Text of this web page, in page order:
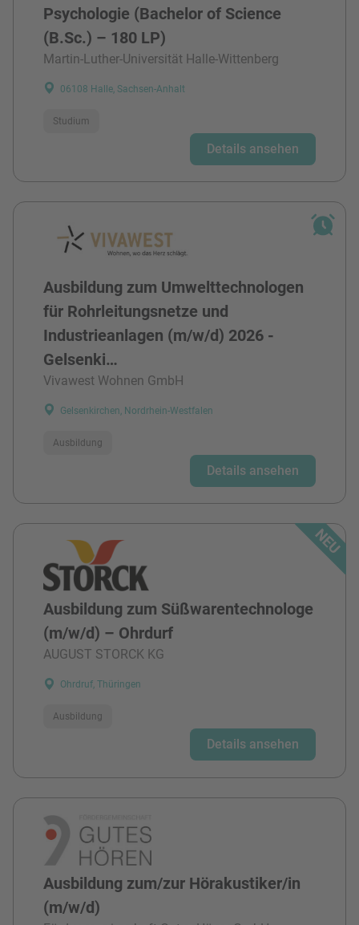
Psychologie (Bachelor of Science
(B.Sc.) – 180 LP)
Martin-Luther-Universität Halle-Wittenberg
06108 Halle, Sachsen-Anhalt
Studium
Details ansehen
Ausbildung zum Umwelttechnologen
für Rohrleitungsnetze und
Industrieanlagen (m/w/d) 2026 -
Gelsenki…
Vivawest Wohnen GmbH
Gelsenkirchen, Nordrhein-Westfalen
Ausbildung
Details ansehen
Ausbildung zum Süßwarentechnologe
(m/w/d) – Ohrdurf
AUGUST STORCK KG
Ohrdruf, Thüringen
Ausbildung
Details ansehen
Ausbildung zum/zur Hörakustiker/in
(m/w/d)